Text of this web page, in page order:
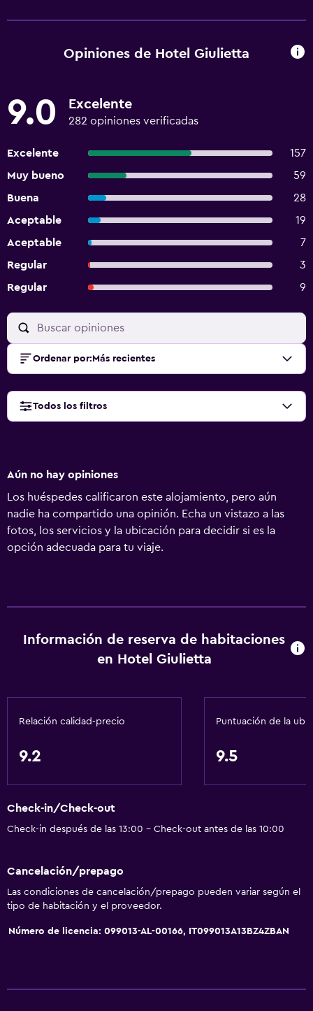
Opiniones de Hotel Giulietta
9.0 Excelente
282 opiniones verificadas
Excelente
157
Muy bueno
59
Buena
28
Aceptable
19
Aceptable
7
Regular
3
Regular
9
Ordenar por: Más recientes
Todos los filtros
Aún no hay opiniones
Los huéspedes calificaron este alojamiento, pero aún
nadie ha compartido una opinión. Echa un vistazo a las
fotos, los servicios y la ubicación para decidir si es la
opción adecuada para tu viaje.
Información de reserva de habitaciones
en Hotel Giulietta
Relación calidad-precio
9.2
Puntuación de la
9.5
Check-in/Check-out
Check-in después de las 13:00 - Check-out antes de las 10:00
Cancelación/prepago
Las condiciones de cancelación/prepago pueden variar según el
tipo de habitación y el proveedor.
Número de licencia: 099013-AL-00166, IT099013A13BZ4ZBAN